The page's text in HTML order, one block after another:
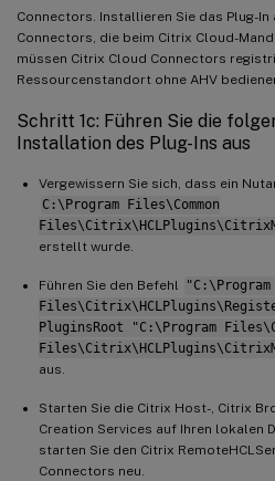
Connectors. Installieren Sie das Plug-
Connectors, die beim Citrix Cloud-
müssen Citrix Cloud Connectors
Ressourcenstandort ohne AHV
Schritt 1c: Führen Sie die
Installation des Plug-Ins aus
Vergewissern Sie sich, dass ein
C:\Program Files\Common
erstellt wurde.
Führen Sie den Befehl
"C:\Program
PluginsRoot "C:\Program
aus.
Starten Sie die Citrix Host-, Citrix
Creation Services auf Ihren lokalen
starten Sie den Citrix
Connectors neu.